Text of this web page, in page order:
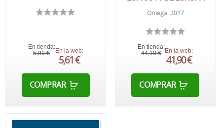
En tienda:
5,90 €
En la web:
5,61 €
COMPRAR
Omega. 2017
En tienda:
44,10 €
En la web:
41,90 €
COMPRAR